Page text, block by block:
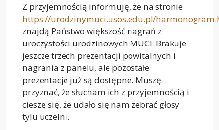
Z przyjemnością informuję, że na stronie
https://urodzinymuci.usos.edu.pl/
znajdą Państwo większość nagrań z
uroczystości urodzinowych MUCI. Brakuje
jeszcze trzech prezentacji powitalnych i
nagrania z panelu, ale pozostałe
prezentacje już są dostępne. Muszę
przyznać, że słucham ich z przyjemnością i
cieszę się, że udało się nam zebrać głosy
tylu uczelni.